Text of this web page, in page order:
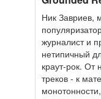
Ник Завриев,
журналист и
нетипичный
краут-рок.
треков - к